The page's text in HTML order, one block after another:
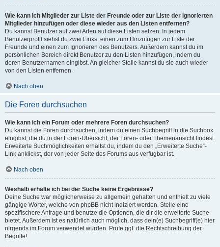
Wie kann ich Mitglieder zur Liste der Freunde oder zur Liste der ignorierten
Mitglieder hinzufügen oder diese wieder aus den Listen entfernen?
Du kannst Benutzer auf zwei Arten auf diese Listen setzen: In jedem
Benutzerprofil siehst du zwei Links: einen zum Hinzufügen zur Liste der
Freunde und einen zum Ignorieren des Benutzers. Außerdem kannst du im
persönlichen Bereich direkt Benutzer zu den Listen hinzufügen, indem du
deren Benutzernamen eingibst. An gleicher Stelle kannst du sie auch wieder
von den Listen entfernen.
Nach oben
Die Foren durchsuchen
Wie kann ich ein Forum oder mehrere Foren durchsuchen?
Du kannst die Foren durchsuchen, indem du einen Suchbegriff in die Suchbox
eingibst, die du in der Foren-Übersicht, der Foren- oder Themenansicht findest.
Erweiterte Suchmöglichkeiten erhältst du, indem du den „Erweiterte Suche“-
Link anklickst, der von jeder Seite des Forums aus verfügbar ist.
Nach oben
Weshalb erhalte ich bei der Suche keine Ergebnisse?
Deine Suche war möglicherweise zu allgemein gehalten und enthielt zu viele
gängige Wörter, welche von phpBB nicht indiziert werden. Stelle eine
spezifischere Anfrage und benutze die Optionen, die dir die erweiterte Suche
bietet. Außerdem ist es natürlich auch möglich, dass dein(e) Suchbegriff(e) hier
nirgends im Forum verwendet wurden. Prüfe ggf. die Rechtschreibung der
Begriffe!